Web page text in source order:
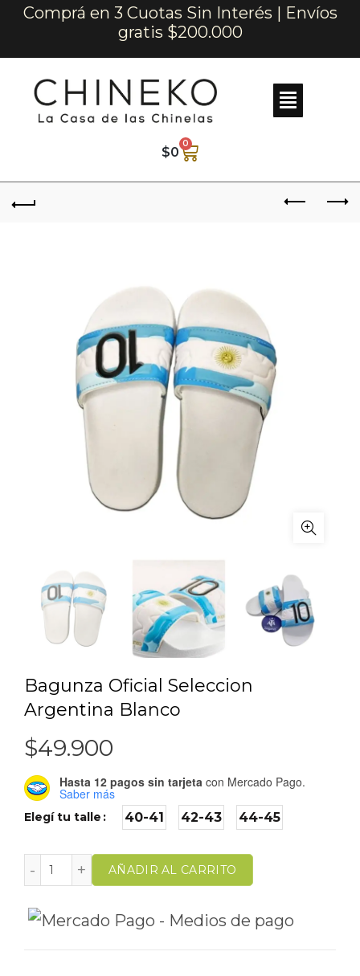
Comprá en 3 Cuotas Sin Interés | Envíos
gratis $200.000
$0
0
Bagunza Oficial Seleccion
Argentina Blanco
$49.900
Hasta 12 pagos sin tarjeta con Mercado Pago.
Saber más
Elegí tu talle 40-41 42-43 44-45
AÑADIR AL CARRITO